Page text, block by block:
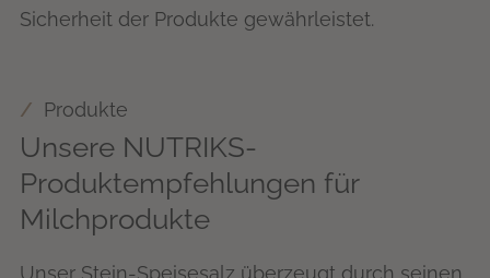
Sicherheit der Produkte gewährleistet.
Produkte
Unsere NUTRIKS-
Produktempfehlungen für
Milchprodukte
Unser Stein-Speisesalz überzeugt durch seinen